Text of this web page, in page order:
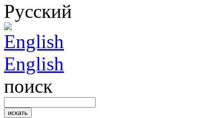
Русский
English
поиск